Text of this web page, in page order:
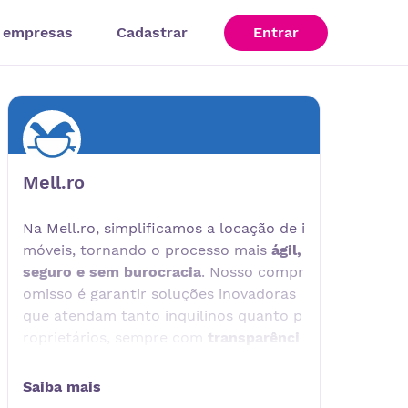
empresas Cadastrar Entrar
Mell.ro
Na Mell.ro, simplificamos a locação de i
móveis, tornando o processo mais ágil,
seguro e sem burocracia. Nosso compr
omisso é garantir soluções inovadoras
que atendam tanto inquilinos quanto p
roprietários, sempre com transparênci
O que nos diferencia?
Saiba mais